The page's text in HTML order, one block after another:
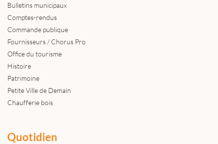
Bulletins municipaux
Comptes-rendus
Commande publique
Fournisseurs / Chorus Pro
Office du tourisme
Histoire
Patrimoine
Petite Ville de Demain
Chaufferie bois
Quotidien